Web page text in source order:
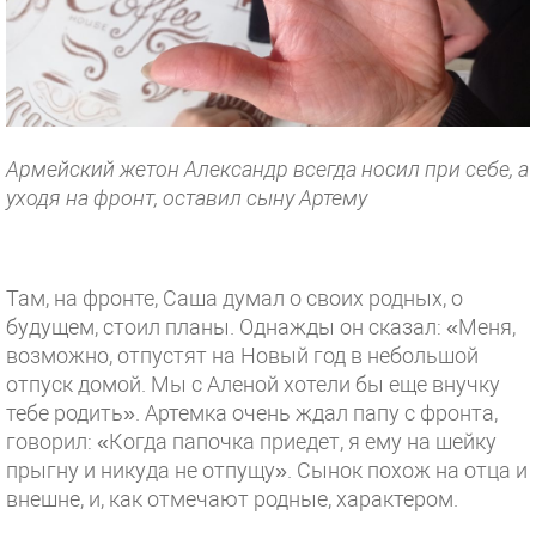
Армейский жетон Александр всегда носил при себе, а
уходя на фронт, оставил сыну Артему
Там, на фронте, Саша думал о своих родных, о
будущем, стоил планы. Однажды он сказал: «Меня,
возможно, отпустят на Новый год в небольшой
отпуск домой. Мы с Аленой хотели бы еще внучку
тебе родить». Артемка очень ждал папу с фронта,
говорил: «Когда папочка приедет, я ему на шейку
прыгну и никуда не отпущу». Сынок похож на отца и
внешне, и, как отмечают родные, характером.